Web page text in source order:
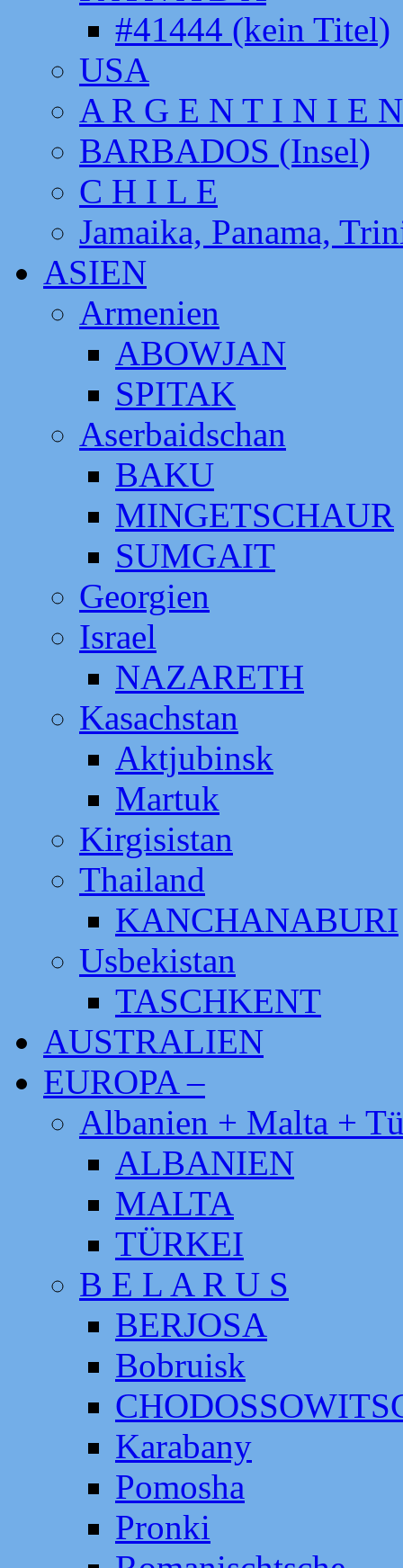
#41444 (kein Titel)
USA
A R G E N T I N I E N
BARBADOS (Insel)
C H I L E
Jamaika, Panama,
ASIEN
Armenien
ABOWJAN
SPITAK
Aserbaidschan
BAKU
MINGETSCHAUR
SUMGAIT
Georgien
Israel
NAZARETH
Kasachstan
Aktjubinsk
Martuk
Kirgisistan
Thailand
KANCHANABURI
Usbekistan
TASCHKENT
AUSTRALIEN
EUROPA –
Albanien + Malta +
ALBANIEN
MALTA
TÜRKEI
B E L A R U S
BERJOSA
Bobruisk
Karabany
Pomosha
Pronki